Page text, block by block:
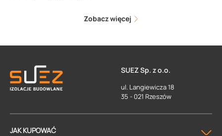
Zobacz więcej
SUEZ Sp. z o.o.
ul. Langiewicza 18
35 - 021 Rzeszów
JAK KUPOWAĆ